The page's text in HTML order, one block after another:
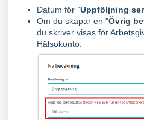
Datum för "Uppföljning
Om du skapar en "Övrig
du skriver visas för
Hälsokonto.